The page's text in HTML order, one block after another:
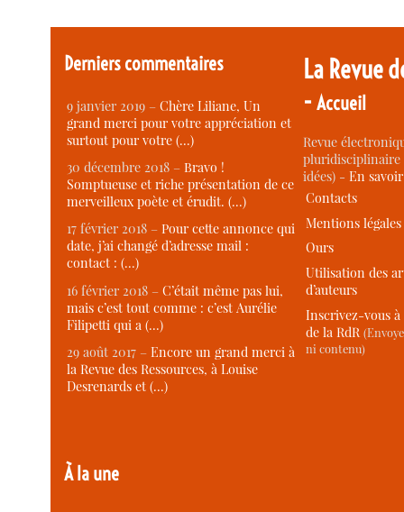
Derniers commentaires
9 janvier 2019 –Chère Liliane, Un
grand merci pour votre appréciation et
surtout pour votre (…)
30 décembre 2018 –Bravo !
Somptueuse et riche présentation de ce
merveilleux poète et érudit. (…)
17 février 2018 –Pour cette annonce qui
date, j’ai changé d’adresse mail :
contact : (…)
16 février 2018 –C’était même pas lui,
mais c’est tout comme : c’est Aurélie
Filipetti qui a (…)
29 août 2017 –Encore un grand merci à
la Revue des Ressources, à Louise
Desrenards et (…)
À la une
La Revue
-Accueil
Revue
idées) -En
Contacts
Mentions légales
Ours
Utilisation des
d’auteurs
Inscrivez-vous
de la RdR
ni contenu)